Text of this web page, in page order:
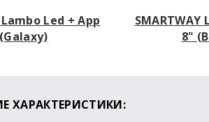
Lambo Led + App
SMARTWAY
8"
ХАРАКТЕРИСТИКИ: